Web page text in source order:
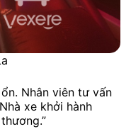
Nhân viên tư vấn
xe khởi hành